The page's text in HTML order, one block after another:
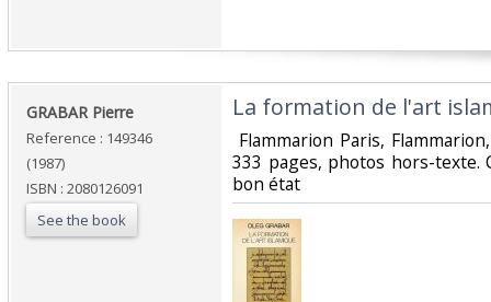
‎GRABAR Pierre ‎
Reference : 149346
(1987)
ISBN : 2080126091
See the book
‎La formation de l'art
Flammarion Paris,
333 pages, photos hors-texte.
bon état‎